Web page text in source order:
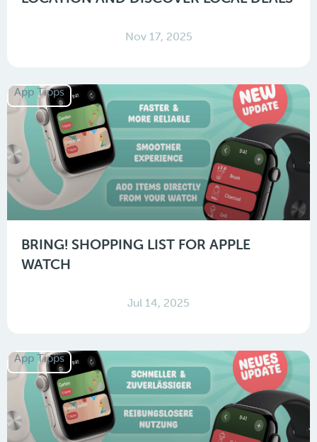
Nov 17, 2025
App Tipps
BRING! SHOPPING LIST FOR APPLE
WATCH
Jul 14, 2025
App Tipps